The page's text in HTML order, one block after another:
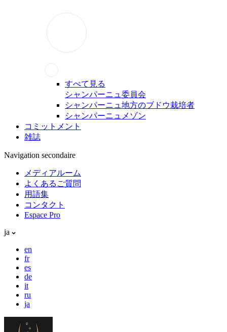
すべて見る
シャンパーニュ委員会
シャンパーニュ地方のブドウ栽培者
シャンパーニュメゾン
コミットメント
雑誌
Navigation secondaire
メディアルーム
よくあるご質問
用語集
コンタクト
Espace Pro
ja
en
fr
es
de
it
ru
ja